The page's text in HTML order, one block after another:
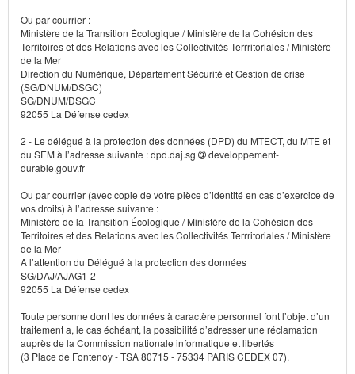
Ou par courrier :
Ministère de la Transition Écologique / Ministère de la Cohésion des
Territoires et des Relations avec les Collectivités Terrritoriales / Ministère
de la Mer
Direction du Numérique, Département Sécurité et Gestion de crise
(SG/DNUM/DSGC)
SG/DNUM/DSGC
92055 La Défense cedex
2 - Le délégué à la protection des données (DPD) du MTECT, du MTE et
du SEM à l’adresse suivante : dpd.daj.sg
developpement-
durable.gouv.fr
Ou par courrier (avec copie de votre pièce d’identité en cas d’exercice de
vos droits) à l’adresse suivante :
Ministère de la Transition Écologique / Ministère de la Cohésion des
Territoires et des Relations avec les Collectivités Terrritoriales / Ministère
de la Mer
A l’attention du Délégué à la protection des données
SG/DAJ/AJAG1-2
92055 La Défense cedex
Toute personne dont les données à caractère personnel font l’objet d’un
traitement a, le cas échéant, la possibilité d’adresser une réclamation
auprès de la Commission nationale informatique et libertés
(3 Place de Fontenoy - TSA 80715 - 75334 PARIS CEDEX 07).